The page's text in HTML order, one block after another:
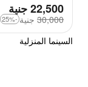
جنية22,500
جنية 30,000
-25%
السينما المنزلية